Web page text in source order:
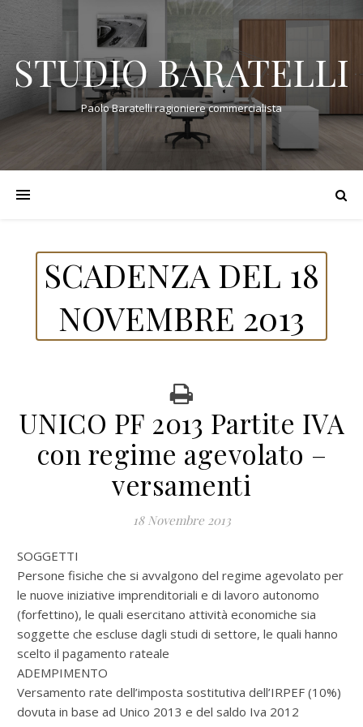
STUDIO BARATELLI
Paolo Baratelli ragioniere commercialista
SCADENZA DEL 18
NOVEMBRE 2013
UNICO PF 2013 Partite IVA
con regime agevolato –
versamenti
18 Novembre 2013
SOGGETTI
Persone fisiche che si avvalgono del regime agevolato per
le nuove iniziative imprenditoriali e di lavoro autonomo
(forfettino), le quali esercitano attività economiche sia
soggette che escluse dagli studi di settore, le quali hanno
scelto il pagamento rateale
ADEMPIMENTO
Versamento rate dell’imposta sostitutiva dell’IRPEF (10%)
dovuta in base ad Unico 2013 e del saldo Iva 2012